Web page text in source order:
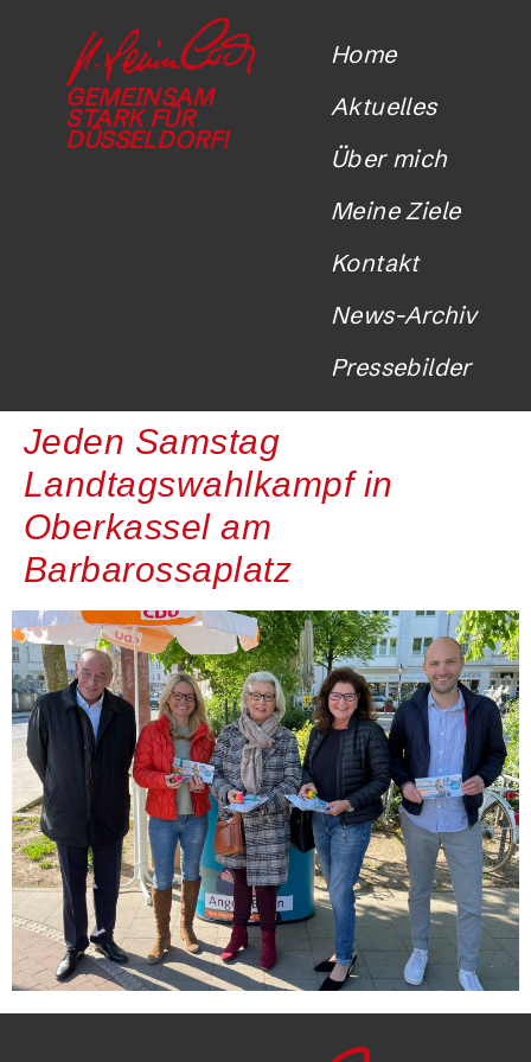
GEMEINSAM
STARK FÜR
DÜSSELDORF!
Home
Aktuelles
Über mich
Meine Ziele
Kontakt
News-Archiv
Pressebilder
Jeden Samstag
Landtagswahlkampf in
Oberkassel am
Barbarossaplatz